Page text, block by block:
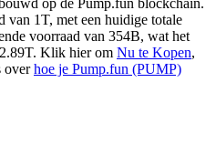
op de Pump.fun blockchain.
van 1T, met een huidige totale
voorraad van 354B, wat het
Klik hier om Nu te Kopen,
overhoe je Pump.fun (PUMP)